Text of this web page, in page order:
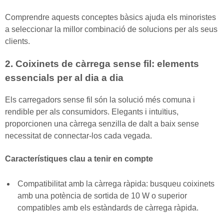
Comprendre aquests conceptes bàsics ajuda els minoristes
a seleccionar la millor combinació de solucions per als seus
clients.
2. Coixinets de càrrega sense fil: elements
essencials per al dia a dia
Els carregadors sense fil són la solució més comuna i
rendible per als consumidors. Elegants i intuïtius,
proporcionen una càrrega senzilla de dalt a baix sense
necessitat de connectar-los cada vegada.
Característiques clau a tenir en compte
Compatibilitat amb la càrrega ràpida: busqueu coixinets
amb una potència de sortida de 10 W o superior
compatibles amb els estàndards de càrrega ràpida.